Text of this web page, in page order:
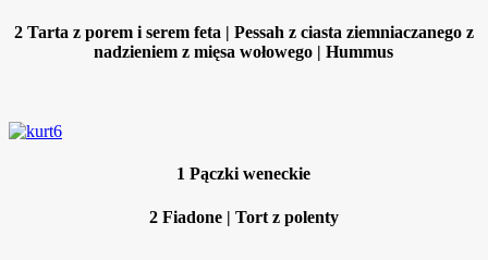
2 Tarta z porem i serem feta | Pessah z ciasta ziemniaczanego z
nadzieniem z mięsa wołowego | Hummus
1 Pączki weneckie
2 Fiadone | Tort z polenty